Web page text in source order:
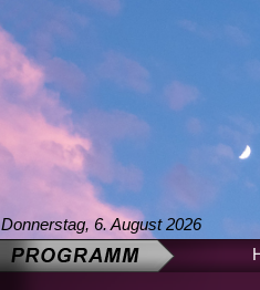
Donnerstag, 6. August 2026